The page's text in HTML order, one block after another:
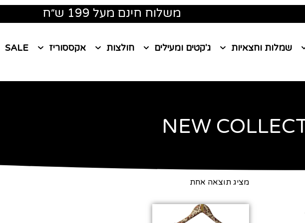
משלוח חינם מעל 199 ש״ח
שמלות וחצאיות ג'קטים ומעילים חולצות אקססוריז SALE
NEW
מציג תוצאה אחת